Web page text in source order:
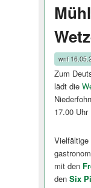
wnf
Zum
lädt die
17.00
Vielfältige
mit den
den Six